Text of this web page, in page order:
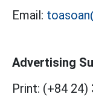
Email:
Advertising
Print: (+84 24)